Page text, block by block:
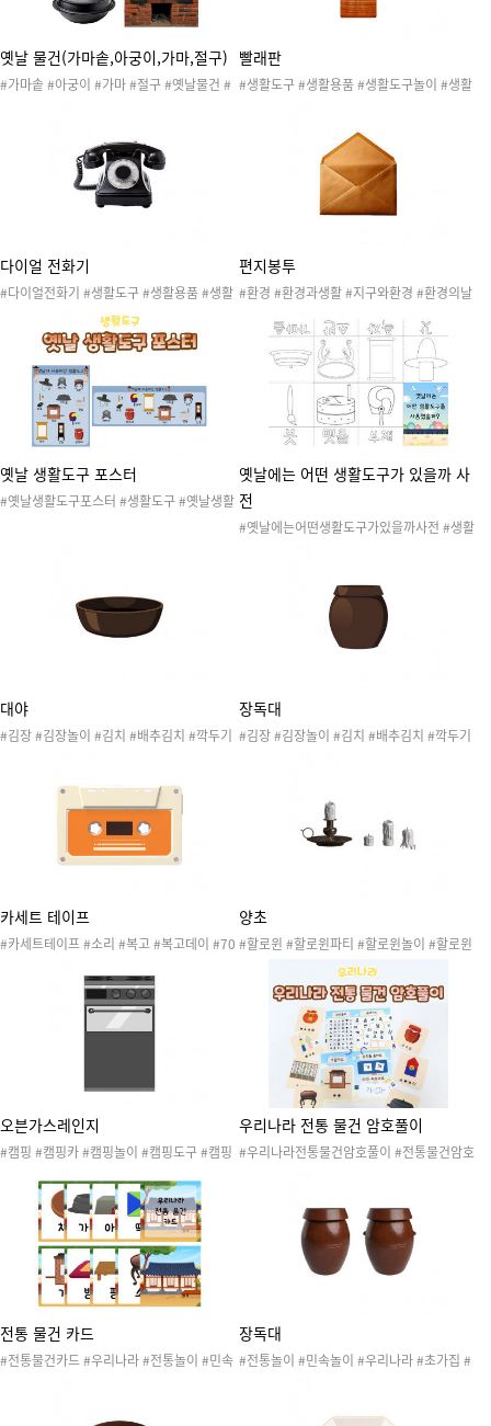
옛날 물건(가마솥,아궁이,가마,절구)
#가마솥 #아궁이 #가마 #절구 #옛날물건 #
생활도구 #옛날생활도구 #자동차 #믹서기 #
밥솥 #가스레인지 #우리나라 #전통물건
빨래판
#생활도구 #생활용품 #생활도구놀이 #생활
다이얼 전화기
#다이얼전화기 #생활도구 #생활용품 #생활
도구놀이 #생활도구활동 #생활도구도안 #생
활도구자료 #전화기 #스마트폰 #옛날전화기
#가정용품 #가전제품 #옛날생활도구
편지봉투
#환경 #환경과생활 #지구와환경 #환경의날
킴이 #지구온난화 #재활용 #새활용 #플로깅
#리사이클 #업사이클 #환경과생활놀이 #환
경과생활활동 #환경과생활도안 #환경과생활
자료 #환경과생활프로젝트 #편지지
옛날 생활도구 포스터
#옛날생활도구포스터 #생활도구 #옛날생활
옛날에는 어떤 생활도구가 있을까 사
전
#옛날에는어떤생활도구가있을까사전 #생활
색칠도안 #색칠공부 #언어활동 #미술활동 #
한글공부 #가마솥 #소반 #족자 #갓 #붓 #맷
대야
#김장 #김장놀이 #김치 #배추김치 #깍두기
장독대
#김장 #김장놀이 #김치 #배추김치 #깍두기
카세트 테이프
#카세트테이프 #소리 #복고 #복고데이 #70
생활 #환경과 생활 #빛과소리 #생활도구
양초
#할로윈 #할로윈파티 #할로윈놀이 #할로윈
행사 #할로윈데이 #할로윈축제 #생활도구 #
캠핑 #크리스마스 #불 #할로윈장식
오븐가스레인지
#캠핑 #캠핑카 #캠핑놀이 #캠핑도구 #캠핑
전자제품 #가스레인지 #가스랜지 #AS센터
#수리점 #서비스센터 #하이마트 #전자랜드
#가전제품가게 #전자제품가게 #주방
우리나라 전통 물건 암호풀이
#우리나라전통물건암호풀이 #전통물건암호
리나라놀이 #언어 #언어활동 #한글놀이 #전
통물건 #우리나라활동
전통 물건 카드
#전통물건카드 #우리나라 #전통놀이 #민속
장독대
#전통놀이 #민속놀이 #우리나라 #초가집 #